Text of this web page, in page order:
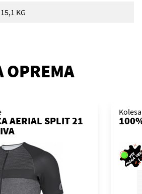
15,1 KG
OPREMA
AERIAL SPLIT 21